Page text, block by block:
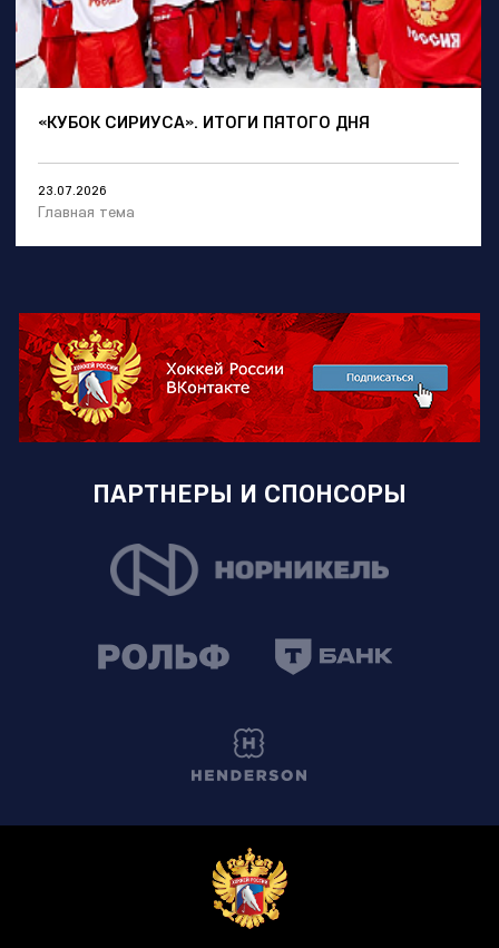
«КУБОК СИРИУСА». ИТОГИ ПЯТОГО ДНЯ
23.07.2026
Главная тема
ПАРТНЕРЫ И СПОНСОРЫ